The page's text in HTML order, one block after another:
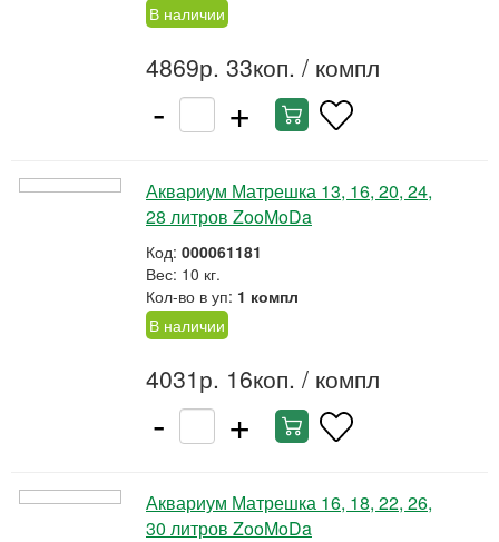
В наличии
4869р. 33коп. / компл
- +
Аквариум Матрешка 13, 16, 20, 24,
28 литров ZooMoDa
Код: 000061181
Вес: 10 кг.
Кол-во в уп: 1 компл
В наличии
4031р. 16коп. / компл
- +
Аквариум Матрешка 16, 18, 22, 26,
30 литров ZooMoDa